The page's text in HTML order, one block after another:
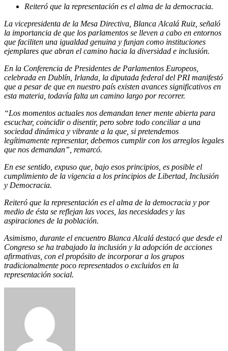
Reiteró que la representación es el alma de la democracia.
La vicepresidenta de la Mesa Directiva, Blanca Alcalá Ruiz, señaló
la importancia de que los parlamentos se lleven a cabo en entornos
que faciliten una igualdad genuina y funjan como instituciones
ejemplares que abran el camino hacia la diversidad e inclusión.
En la Conferencia de Presidentes de Parlamentos Europeos,
celebrada en Dublín, Irlanda, la diputada federal del PRI manifestó
que a pesar de que en nuestro país existen avances significativos en
esta materia, todavía falta un camino largo por recorrer.
“Los momentos actuales nos demandan tener mente abierta para
escuchar, coincidir o disentir, pero sobre todo conciliar a una
sociedad dinámica y vibrante a la que, si pretendemos
legítimamente representar, debemos cumplir con los arreglos legales
que nos demandan”, remarcó.
En ese sentido, expuso que, bajo esos principios, es posible el
cumplimiento de la vigencia a los principios de Libertad, Inclusión
y Democracia.
Reiteró que la representación es el alma de la democracia y por
medio de ésta se reflejan las voces, las necesidades y las
aspiraciones de la población.
Asimismo, durante el encuentro Blanca Alcalá destacó que desde el
Congreso se ha trabajado la inclusión y la adopción de acciones
afirmativas, con el propósito de incorporar a los grupos
tradicionalmente poco representados o excluidos en la
representación social.